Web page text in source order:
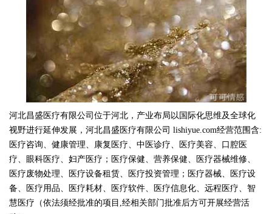
河北昌盛医疗有限公司位于河北，产业布局以国际化思维及全球化
视野进行延伸发展，河北昌盛医疗有限公司 lishiyue.com经营范围含:
医疗咨询、健康管理、康复医疗、中医诊疗、医疗美容、口腔医
疗、眼科医疗、妇产医疗；医疗保健、营养保健、医疗器械维修、
医疗废物处理、医疗设备租赁、医疗投资管理；医疗器械、医疗设
备、医疗用品、医疗耗材、医疗软件、医疗信息化、远程医疗、智
慧医疗（依法须经批准的项目,经相关部门批准后方可开展经营活